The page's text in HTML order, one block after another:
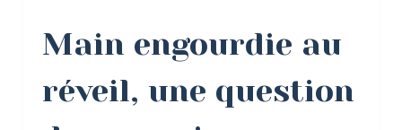
Main engourdie au
réveil, une question